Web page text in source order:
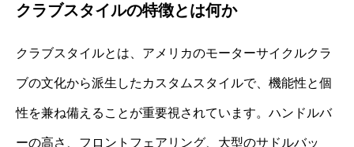
クラブスタイルの特徴とは何か
クラブスタイルとは、アメリカのモーターサイクルクラ
ブの文化から派生したカスタムスタイルで、機能性と個
性を兼ね備えることが重要視されています。ハンドルバ
ーの高さ、フロントフェアリング、大型のサドルバッ